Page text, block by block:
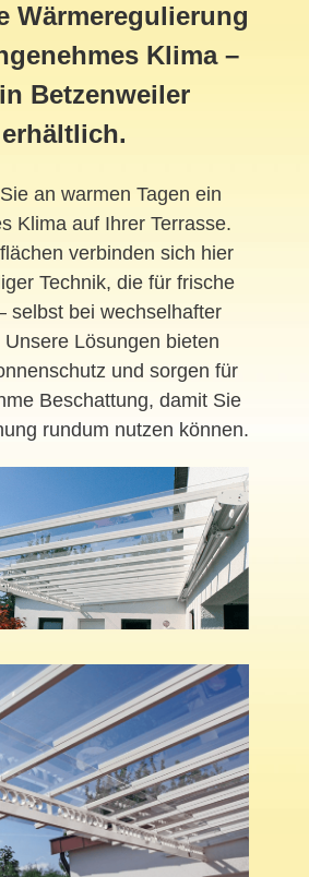
Wärmeregulierung
Klima –
Betzenweiler
erhältlich.
an warmen Tagen ein
Klima auf Ihrer Terrasse.
verbinden sich hier
Technik, die für frische
selbst bei wechselhafter
Lösungen bieten
und sorgen für
Beschattung, damit Sie
rundum nutzen können.